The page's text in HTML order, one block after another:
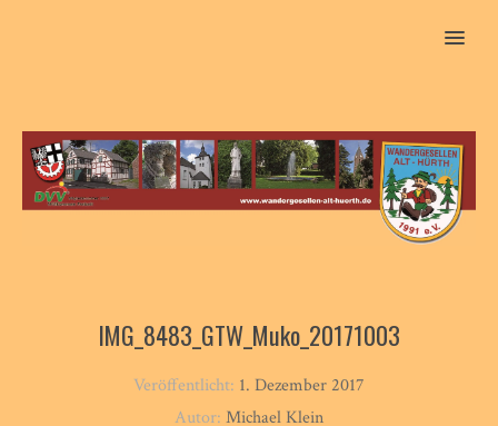
MENU
IMG_8483_GTW_Muko_20171003
Veröffentlicht: 1. Dezember 2017
Autor: Michael Klein